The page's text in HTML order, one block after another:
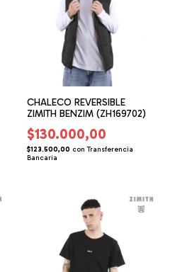
CHALECO REVERSIBLE
ZIMITH BENZIM (ZH169702)
$130.000,00
$123.500,00 con Transferencia
Bancaria